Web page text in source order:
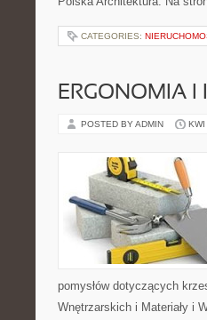
CATEGORIES:
ERGONOMIA I
POSTED BY ADMIN
pomysłów dotyczących
Wnętrzarskich i Materiały i